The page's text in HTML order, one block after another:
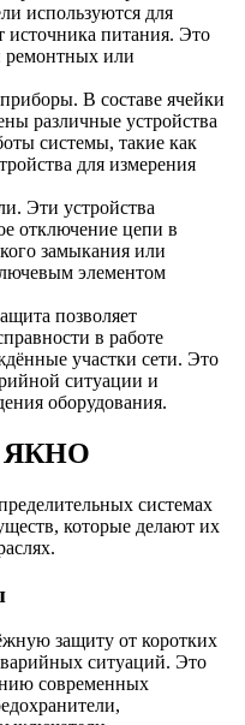
используются для
источника питания. Это
ремонтных или
В составе ячейки
различные устройства
системы, такие как
для измерения
Эти устройства
отключение цепи в
замыкания или
элементом
позволяет
в работе
участки сети. Это
ситуации и
оборудования.
ЯКНО
системах
которые делают их
защиту от коротких
ситуаций. Это
современных